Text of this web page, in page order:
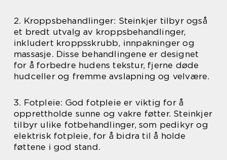
2. Kroppsbehandlinger: Steinkjer tilbyr også
et bredt utvalg av kroppsbehandlinger,
inkludert kroppsskrubb, innpakninger og
massasje. Disse behandlingene er designet
for å forbedre hudens tekstur, fjerne døde
hudceller og fremme avslapning og velvære.
3. Fotpleie: God fotpleie er viktig for å
opprettholde sunne og vakre føtter. Steinkjer
tilbyr ulike fotbehandlinger, som pedikyr og
elektrisk fotpleie, for å bidra til å holde
føttene i god stand.